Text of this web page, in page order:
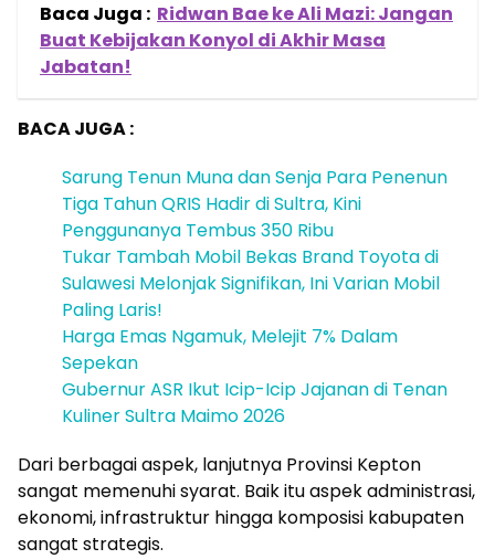
Baca Juga : Ridwan Bae ke Ali Mazi: Jangan
Buat Kebijakan Konyol di Akhir Masa
Jabatan!
BACA JUGA :
Sarung Tenun Muna dan Senja Para Penenun
Tiga Tahun QRIS Hadir di Sultra, Kini
Penggunanya Tembus 350 Ribu
Tukar Tambah Mobil Bekas Brand Toyota di
Sulawesi Melonjak Signifikan, Ini Varian Mobil
Paling Laris!
Harga Emas Ngamuk, Melejit 7% Dalam
Sepekan
Gubernur ASR Ikut Icip-Icip Jajanan di Tenan
Kuliner Sultra Maimo 2026
Dari berbagai aspek, lanjutnya Provinsi Kepton
sangat memenuhi syarat. Baik itu aspek administrasi,
ekonomi, infrastruktur hingga komposisi kabupaten
sangat strategis.